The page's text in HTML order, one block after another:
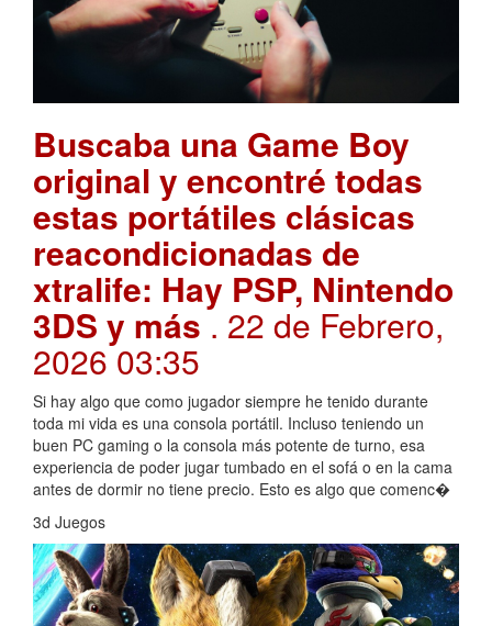
Buscaba una Game Boy
original y encontré todas
estas portátiles clásicas
reacondicionadas de
xtralife: Hay PSP, Nintendo
3DS y más. 22 de Febrero,
2026 03:35
Si hay algo que como jugador siempre he tenido durante
toda mi vida es una consola portátil. Incluso teniendo un
buen PC gaming o la consola más potente de turno, esa
experiencia de poder jugar tumbado en el sofá o en la cama
antes de dormir no tiene precio. Esto es algo que comenc�
3d Juegos